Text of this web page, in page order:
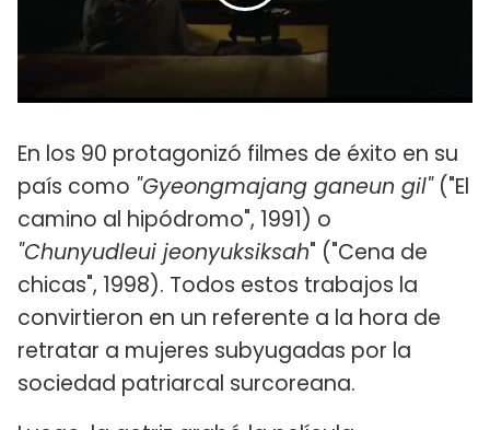
En los 90 protagonizó filmes de éxito en su
país como "Gyeongmajang ganeun gil"("El
camino al hipódromo", 1991) o
"Chunyudleui jeonyuksiksah" ("Cena de
chicas", 1998). Todos estos trabajos la
convirtieron en un referente a la hora de
retratar a mujeres subyugadas por la
sociedad patriarcal surcoreana.